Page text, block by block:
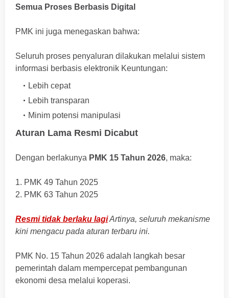
Semua Proses Berbasis Digital
PMK ini juga menegaskan bahwa:
Seluruh proses penyaluran dilakukan melalui sistem
informasi berbasis elektronik Keuntungan:
Lebih cepat
Lebih transparan
Minim potensi manipulasi
Aturan Lama Resmi Dicabut
Dengan berlakunya PMK 15 Tahun 2026, maka:
1. PMK 49 Tahun 2025
2. PMK 63 Tahun 2025
Resmi tidak berlaku lagiArtinya, seluruh mekanisme
kini mengacu pada aturan terbaru ini.
PMK No. 15 Tahun 2026 adalah langkah besar
pemerintah dalam mempercepat pembangunan
ekonomi desa melalui koperasi.